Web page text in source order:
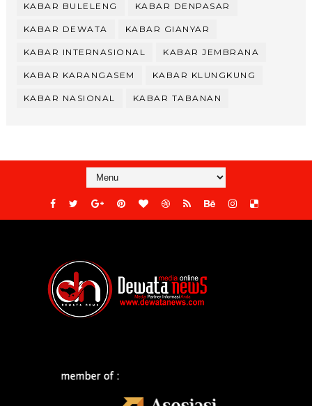
KABAR BULELENG KABAR DENPASAR
KABAR DEWATA KABAR GIANYAR
KABAR INTERNASIONAL KABAR JEMBRANA
KABAR KARANGASEM KABAR KLUNGKUNG
KABAR NASIONAL KABAR TABANAN